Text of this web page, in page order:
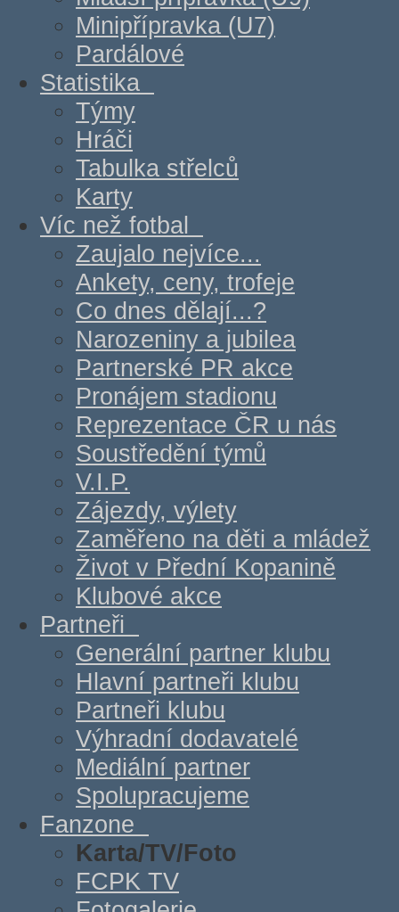
Minipřípravka (U7)
Pardálové
Statistika
Týmy
Hráči
Tabulka střelců
Karty
Víc než fotbal
Zaujalo nejvíce...
Ankety, ceny, trofeje
Co dnes dělají...?
Narozeniny a jubilea
Partnerské PR akce
Pronájem stadionu
Reprezentace ČR u nás
Soustředění týmů
V.I.P.
Zájezdy, výlety
Zaměřeno na děti a mládež
Život v Přední Kopanině
Klubové akce
Partneři
Generální partner klubu
Hlavní partneři klubu
Partneři klubu
Výhradní dodavatelé
Mediální partner
Spolupracujeme
Fanzone
Karta/TV/Foto
FCPK TV